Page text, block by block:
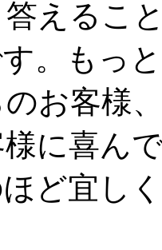
えるこ
。もっ
お客様
に喜ん
ど宜し